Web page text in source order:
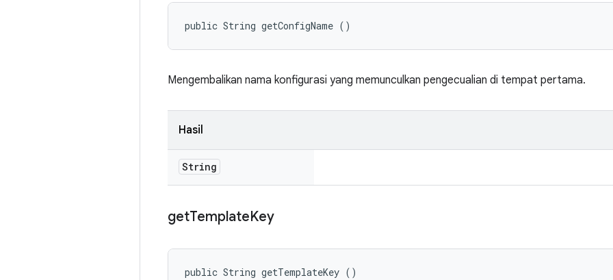
public String getConfigName ()
Mengembalikan nama konfigurasi yang memunculkan pengecualian di tempat pertama.
Hasil
String
getTemplateKey
public String getTemplateKey ()